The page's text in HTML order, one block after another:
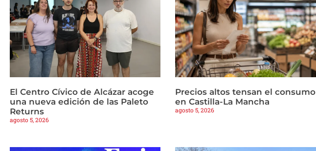
El Centro Cívico de Alcázar acoge
una nueva edición de las Paleto
Returns
agosto 5, 2026
Precios altos tensan el consumo
en Castilla-La Mancha
agosto 5, 2026